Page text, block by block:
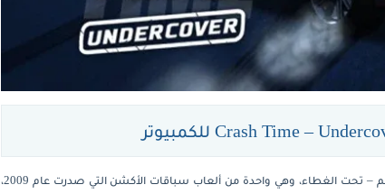
لعبة سباق حديثة، تعرف باللغة العربية باسم وقت التحطم – تحت الغطاء، وهي واحدة من ألعاب سباقات الأكشن التي صدرت عام 2009،